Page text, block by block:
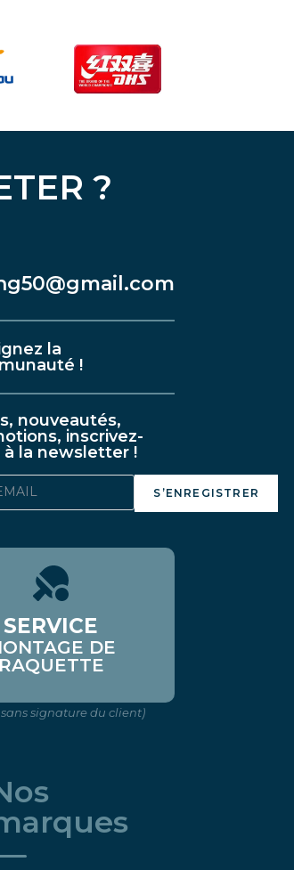
?
la
!
nouveautés,
inscrivez-
à la newsletter !
S’ENREGISTRER
SERVICE
DE
RAQUETTE
signature du client)